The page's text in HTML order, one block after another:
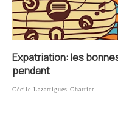
Expatriation: les
pendant
Cécile Lazartigues-Chartier